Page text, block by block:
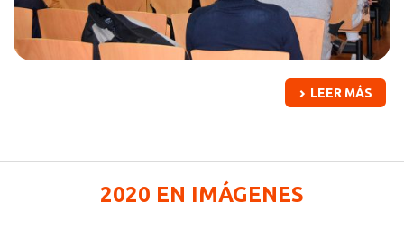
LEER MÁS
2020 EN IMÁGENES